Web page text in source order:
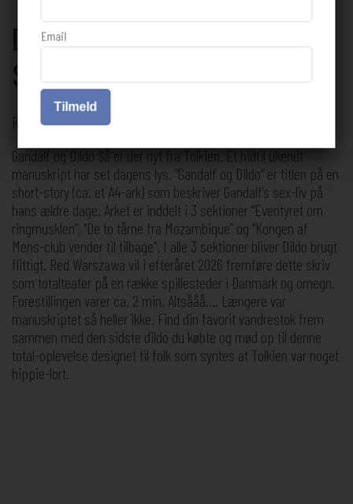
DU BEHØVER IKKE AT VÆRE
STUDERENDE FOR AT DELTAGE!
Red Warszawa - efterår 2026
Gandalf og Dildo Så er der nyt fra Tolkien. Et hidtil ukendt
manuskript har set dagens lys. “Gandalf og Dildo” er titlen på en
short-story (ca. et A4-ark) som beskriver Gandalf’s sex-liv på
hans ældre dage. Arket er inddelt i 3 sektioner “Eventyret om
ringmusklen”, “De to tårne fra Mozambique” og “Kongen af
Mens-club vender til tilbage”. I alle 3 sektioner bliver Dildo brugt
flittigt. Red Warszawa vil i efteråret 2026 fremføre dette skriv
som totalteater på en række spillesteder i Danmark og omegn.
Forestillingen varer ca. 2 min. Altsååå…. Længere var
manuskriptet så heller ikke. Find din favorit vandrestok frem
sammen med den sidste dildo du købte og mød op til denne
total-oplevelse designet til folk som syntes at Tolkien var noget
hippie-lort.
Email
Tilmeld